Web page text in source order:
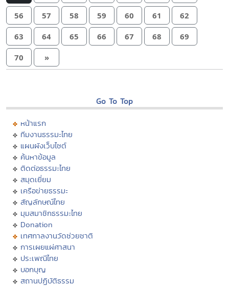
56 57 58 59 60 61 62
63 64 65 66 67 68 69
70 »
Go To Top
หน้าแรก
ทีมงานธรรมะไทย
แผนผังเว็บไซต์
ค้นหาข้อมูล
ติดต่อธรรมะไทย
สมุดเยี่ยม
เครือข่ายธรรมะ
สัญลักษณ์ไทย
มุมสมาชิกธรรมะไทย
Donation
เทศกาลงานวัดช่วยชาติ
การเผยแผ่ศาสนา
ประเพณีไทย
บอกบุญ
สถานปฏิบัติธรรม